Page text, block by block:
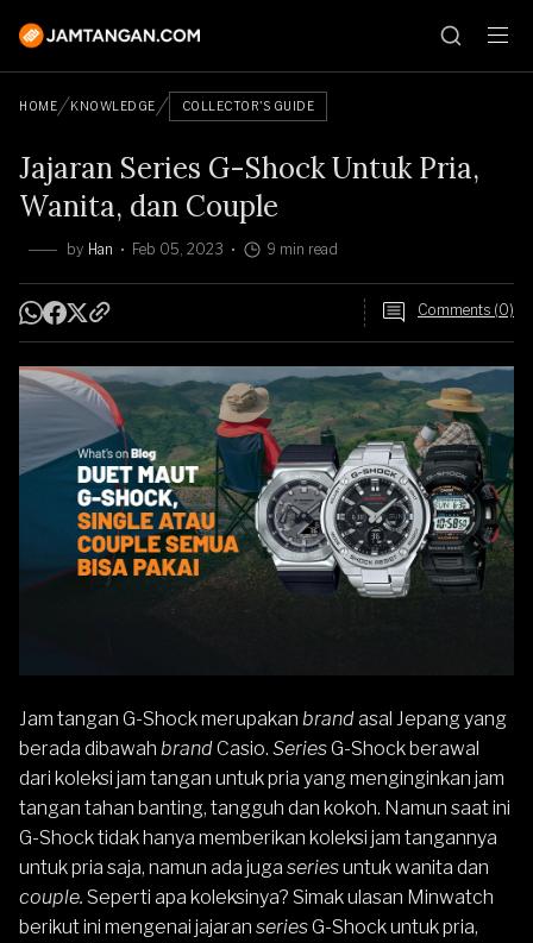
HOME KNOWLEDGE COLLECTOR'S GUIDE
Jajaran Series G-Shock Untuk Pria,
Wanita, dan Couple
by Han Feb 05, 2023 9 min read
Comments (0)
Jam tangan G-Shock merupakan brandasal Jepang yang
berada dibawah brandCasio. SeriesG-Shock berawal
dari koleksi jam tangan untuk pria yang menginginkan jam
tangan tahan banting, tangguh dan kokoh. Namun saat ini
G-Shock tidak hanya memberikan koleksi jam tangannya
untuk pria saja, namun ada juga seriesuntuk wanita dan
couple. Seperti apa koleksinya? Simak ulasan Minwatch
berikut ini mengenai jajaran seriesG-Shock untuk pria,